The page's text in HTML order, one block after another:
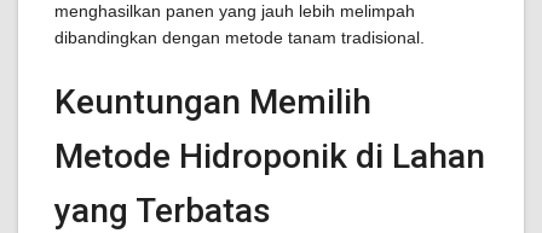
menghasilkan panen yang jauh lebih melimpah
dibandingkan dengan metode tanam tradisional.
Keuntungan Memilih
Metode Hidroponik di Lahan
yang Terbatas